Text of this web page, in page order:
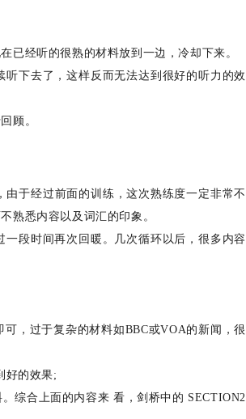
已经听的很熟的材料放到一边，冷却下来。
下去了，这样反而无法达到很好的听力的效
顾。
于经过前面的训练，这次熟练度一定非常不
熟悉内容以及词汇的印象。
段时间再次回暖。几次循环以后，很多内容
，过于复杂的材料如BBC或VOA的新闻，很
好的效果;
综合上面的内容来 看，剑桥中的 SECTION2